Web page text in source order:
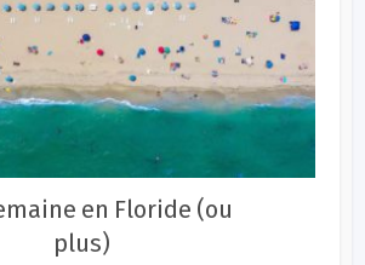
en Floride (ou
plus)